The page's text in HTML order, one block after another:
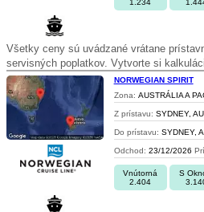
1.234
Všetky ceny sú uvádzané vrátane
servisných poplatkov. Vytvorte si
NORWEGIAN SPIRIT
Zona: AUSTRÁLIA A
Z prístavu: SYDNEY,
Do prístavu: SYDNEY,
Odchod: 23/12/2026
Vnútorná
2.404
S